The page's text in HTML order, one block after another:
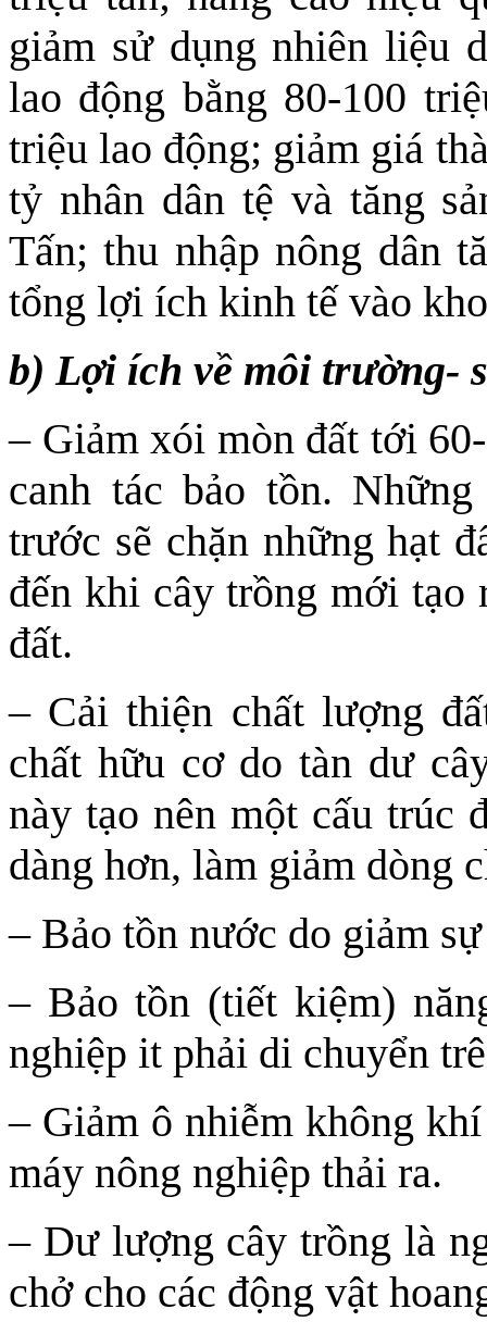
giảm sử dụng nhiên liệu
lao động bằng 80-100
triệu lao động; giảm giá
tỷ nhân dân tệ và tăng
Tấn; thu nhập nông dân
tổng lợi ích kinh tế vào
b) Lợi ích về môi trường-
– Giảm xói mòn đất tới
canh tác bảo tồn.
trước sẽ chặn những hạt
đến khi cây trồng mới tạo
đất.
– Cải thiện chất lượng
chất hữu cơ do tàn dư
này tạo nên một cấu trúc
dàng hơn, làm giảm dòng
– Bảo tồn nước do giảm
– Bảo tồn (tiết kiệm)
nghiệp it phải di chuyển
– Giảm ô nhiễm không
máy nông nghiệp thải ra.
– Dư lượng cây trồng là
chở cho các động vật